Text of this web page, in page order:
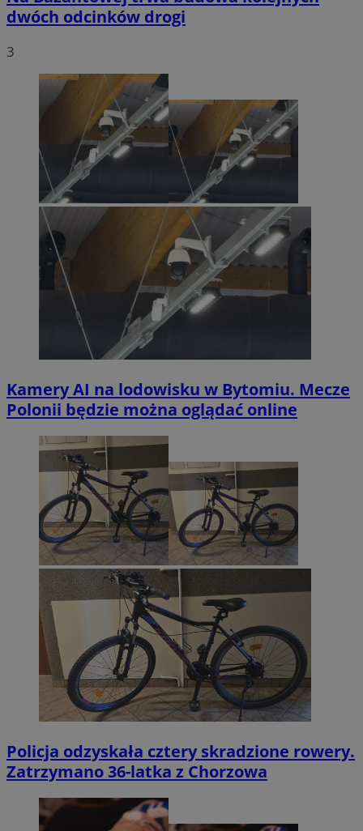
dwóch odcinków drogi
3
Kamery AI na lodowisku w Bytomiu. Mecze
Polonii będzie można oglądać online
Policja odzyskała cztery skradzione rowery.
Zatrzymano 36-latka z Chorzowa